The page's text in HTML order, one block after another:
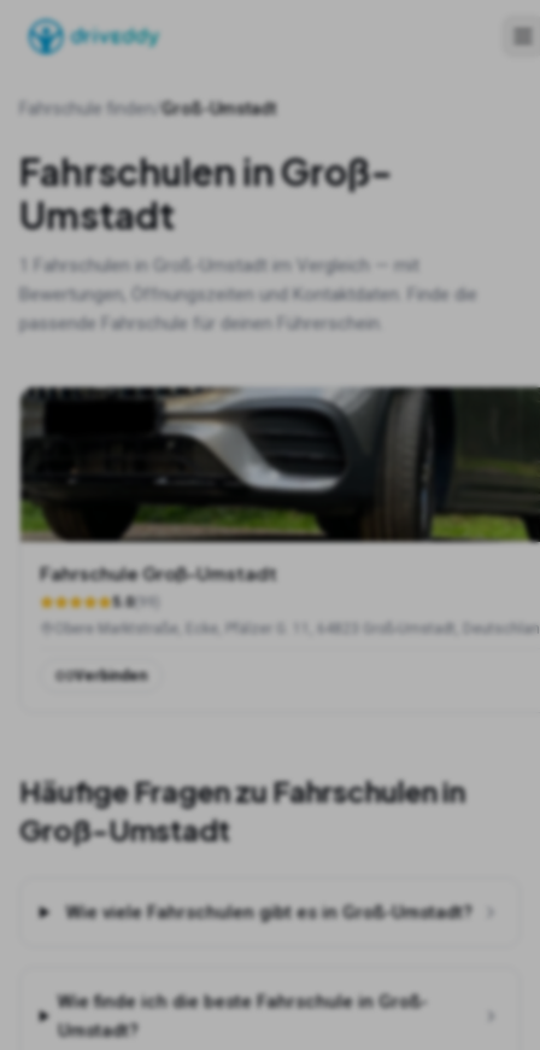
Fahrschule finden Groß-Umstadt
Fahrschulen inGroß-
Umstadt
Fahrschulen in Groß-Umstadt im Vergleich — mit
Bewertungen, Öffnungszeiten und Kontaktdaten. Finde die
passende Fahrschule für deinen Führerschein.
Fahrschule Groß-Umstadt
5.0
Obere Marktstraße, Ecke, Pfälzer G. 11, 64823 Groß-Umstadt,
Verbinden
Häufige Fragen zu Fahrschulen in
Groß-Umstadt
Wie viele Fahrschulen gibt es in Groß-Umstadt?
Wie finde ich die beste Fahrschule in Groß-
Umstadt?